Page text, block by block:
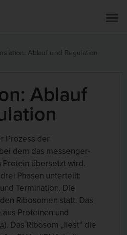
Ablauf und Regulation
Ablauf
Prozess der
dem das messenger-
Protein übersetzt wird.
Phasen unterteilt:
Termination. Die
Ribosomen statt. Das
Proteinen und
). Das Ribosom „liest“ die